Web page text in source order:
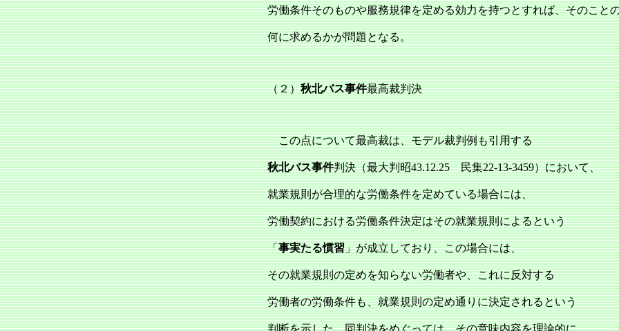
労働条件そのものや服務規律を定める効力を持つとすれば、そのこと
何に求めるかが問題となる。
（２）秋北バス事件最高裁判決
この点について最高裁は、モデル裁判例も引用する
秋北バス事件判決（最大判昭43.12.25 民集22‐13‐3459）において、
就業規則が合理的な労働条件を定めている場合には、
労働契約における労働条件決定はその就業規則によるという
「事実たる慣習」が成立しており、この場合には、
その就業規則の定めを知らない労働者や、これに反対する
労働者の労働条件も、就業規則の定め通りに決定されるという
判断を示した。同判決をめぐっては、その意味内容を理論的に